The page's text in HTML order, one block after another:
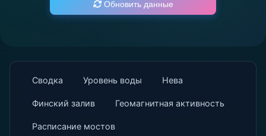
Обновить данные
Сводка Уровень воды Нева
Финский залив Геомагнитная активность
Расписание мостов